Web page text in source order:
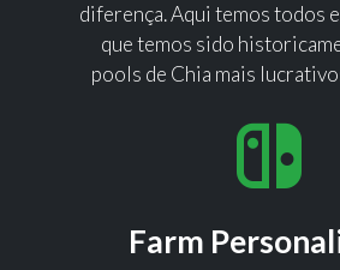
diferença. Aqui temos todos
que temos sido
pools de Chia mais
Farm